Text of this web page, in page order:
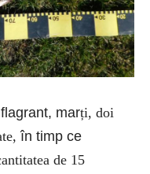
marți, doi
în timp ce
de 15